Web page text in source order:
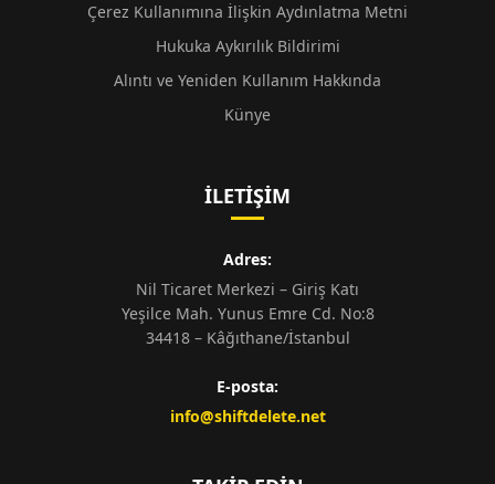
Çerez Kullanımına İlişkin Aydınlatma Metni
Hukuka Aykırılık Bildirimi
Alıntı ve Yeniden Kullanım Hakkında
Künye
İLETIŞIM
Adres:
Nil Ticaret Merkezi – Giriş Katı
Yeşilce Mah. Yunus Emre Cd. No:8
34418 – Kâğıthane/İstanbul
E-posta:
info@shiftdelete.net